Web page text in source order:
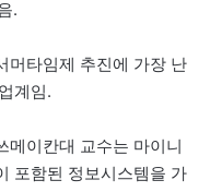
.
머타임제 추진에 가장 난
계임.
메이칸대 교수는 마이니
포함된 정보시스템을 가